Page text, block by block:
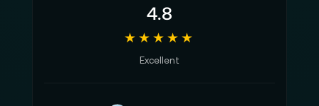
4.8
★★★★★
Excellent